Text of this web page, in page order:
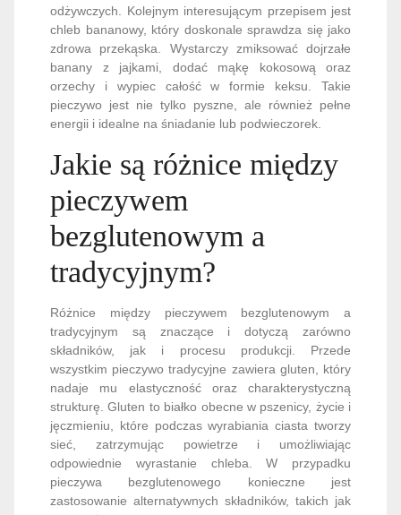
odżywczych. Kolejnym interesującym przepisem jest
chleb bananowy, który doskonale sprawdza się jako
zdrowa przekąska. Wystarczy zmiksować dojrzałe
banany z jajkami, dodać mąkę kokosową oraz
orzechy i wypiec całość w formie keksu. Takie
pieczywo jest nie tylko pyszne, ale również pełne
energii i idealne na śniadanie lub podwieczorek.
Jakie są różnice między
pieczywem
bezglutenowym a
tradycyjnym?
Różnice między pieczywem bezglutenowym a
tradycyjnym są znaczące i dotyczą zarówno
składników, jak i procesu produkcji. Przede
wszystkim pieczywo tradycyjne zawiera gluten, który
nadaje mu elastyczność oraz charakterystyczną
strukturę. Gluten to białko obecne w pszenicy, życie i
jęczmieniu, które podczas wyrabiania ciasta tworzy
sieć, zatrzymując powietrze i umożliwiając
odpowiednie wyrastanie chleba. W przypadku
pieczywa bezglutenowego konieczne jest
zastosowanie alternatywnych składników, takich jak